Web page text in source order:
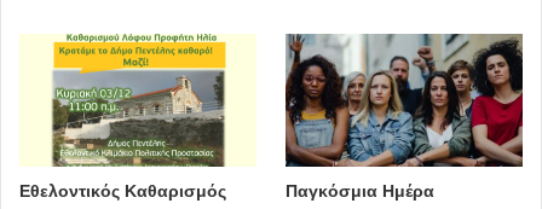
Εθελοντικός Καθαρισμός
Παγκόσμια Ημέρα